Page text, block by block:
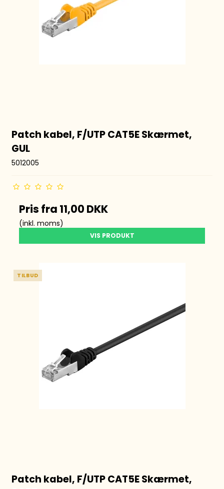
Patch kabel, F/UTP CAT5E Skærmet,
GUL
5012005
Pris fra 11,00 DKK
(inkl. moms)
VIS PRODUKT
TILBUD
Patch kabel, F/UTP CAT5E Skærmet,